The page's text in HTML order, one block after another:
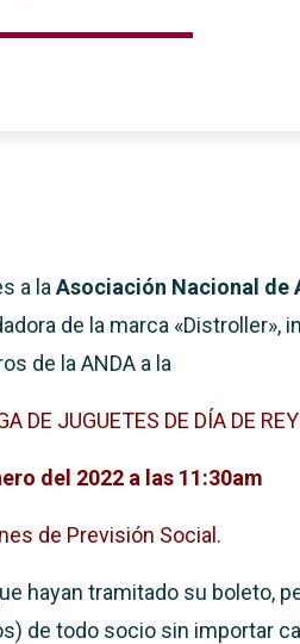
a la Asociación Nacional de
de la marca «Distroller»,
de la ANDA a la
DE JUGUETES DE DÍA DE
del 2022 a las 11:30am
de Previsión Social.
hayan tramitado su boleto,
de todo socio sin importar